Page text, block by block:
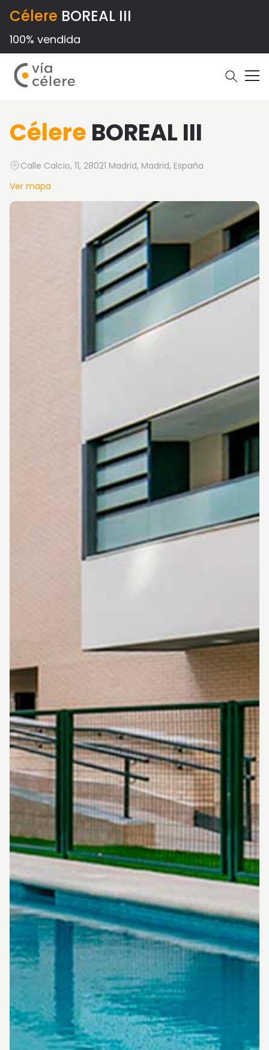
Célere BOREAL III
100% vendida
Célere BOREAL III
Calle Calcio, 11, 28021 Madrid, Madrid, España
Ver mapa